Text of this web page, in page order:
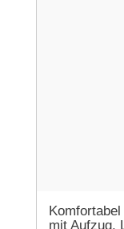
mit Aufzug,